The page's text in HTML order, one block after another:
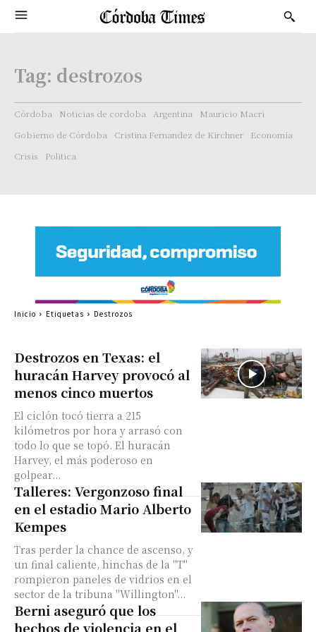
Tag: destrozos
Córdoba Noticias de cordoba Argentina
Mauricio Macri
Gobierno de Córdoba
Cristina Fernandez de Kirchner
Economía
Crisis
Politica
Destrozos en Texas: el
huracán Harvey provocó al
menos cinco muertos
El ciclón tocó tierra a 215
kilómetros por hora y arrasó con
todo lo que se topó. El huracán
Harvey, el más poderoso en
golpear...
Talleres: Vergonzoso final
en el estadio Mario Alberto
Kempes
Tras perder la chance de ascenso, y
un final caliente, hinchas de la "T"
rompieron paneles de vidrios en el
sector de la tribuna "Willington"...
Berni aseguró que los
hechos de violencia en el
Inicio Etiquetas Destrozos